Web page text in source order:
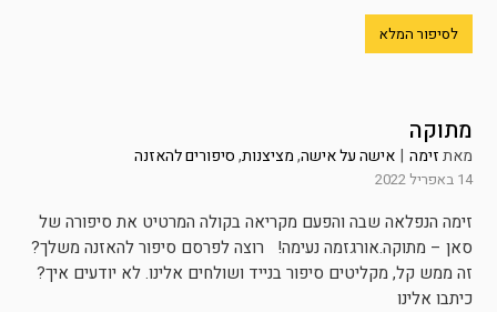
לסיפור המלא
מתוקה
מאתזימה | אישה על אישה,מציצנות,סיפורים להאזנה
14 באפריל 2022
זימה הנפלאה שבה והפעם מקריאה בקולה המרטיט את סיפורה של
סאן – מתוקה.אורגזמה נעימה! רוצה לפרסם סיפור להאזנה משלך?
זה ממש קל, מקליטים סיפור בנייד ושולחים אלינו. לא יודעים איך?
כיתבו אלינו